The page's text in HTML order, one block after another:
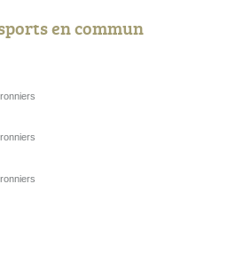
en commun